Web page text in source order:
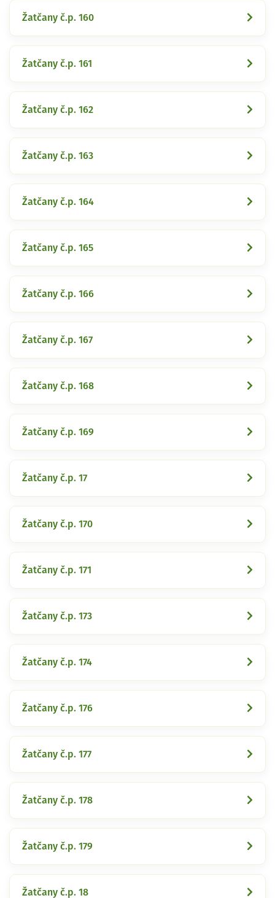
Žatčany č.p. 160
Žatčany č.p. 161
Žatčany č.p. 162
Žatčany č.p. 163
Žatčany č.p. 164
Žatčany č.p. 165
Žatčany č.p. 166
Žatčany č.p. 167
Žatčany č.p. 168
Žatčany č.p. 169
Žatčany č.p. 17
Žatčany č.p. 170
Žatčany č.p. 171
Žatčany č.p. 173
Žatčany č.p. 174
Žatčany č.p. 176
Žatčany č.p. 177
Žatčany č.p. 178
Žatčany č.p. 179
Žatčany č.p. 18